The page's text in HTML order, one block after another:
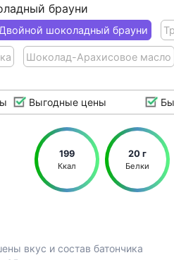
брауни
Двойной шоколадный брауни
Шоколад-Арахисовое масло
Выгодные цены
199
Ккал
20 г
Белки
вкус и состав батончика